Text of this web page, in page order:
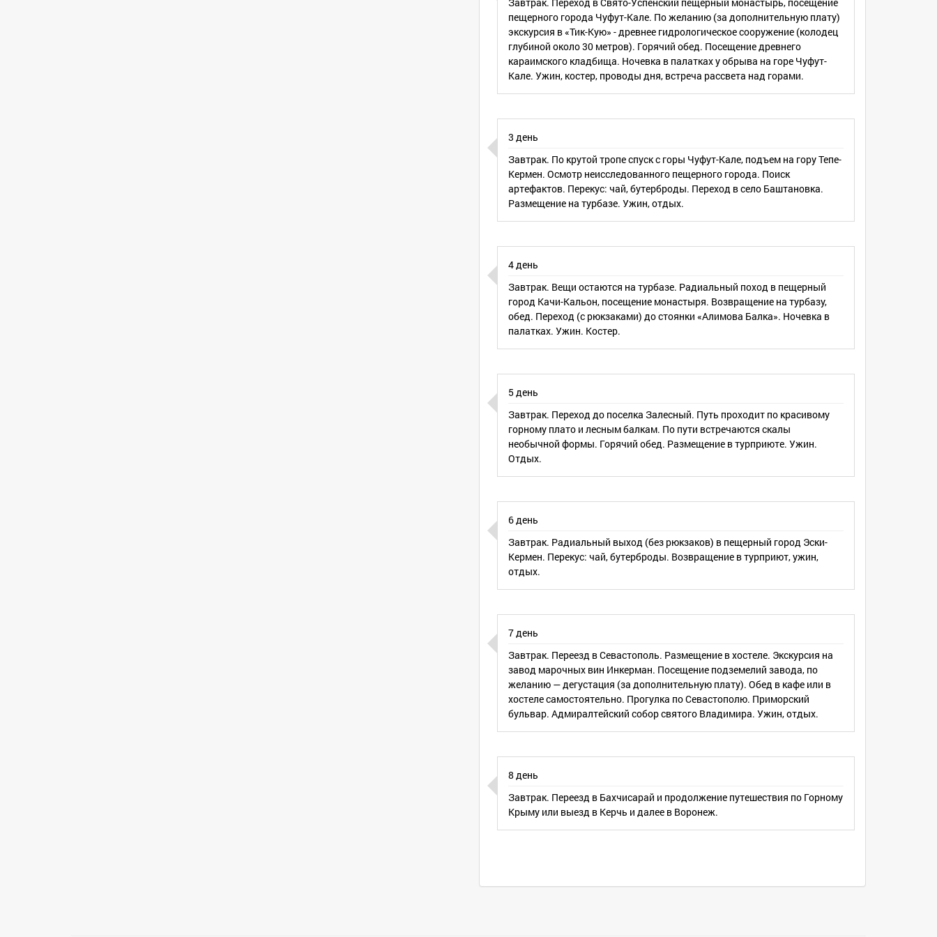
Город Бахчисарай — Свято-Успенский пещерный монастырь — пещерный город Чуфут-Кале — пещерный город Тепе-Кермен — пещерный город Качи-Кальон — село
Весь внутримаршрутный транспорт. Питание по программе тура. Проживание в хостеле, на турбазе. Оплата за посещение природных и исторических объектов в
соответствии с программой тура. Аренда снаряжения (палатки, костровое и газовое оборудование). Инструкторское обслуживание. Регистрация в контрольно -
Проезд заказным или рейсовым транспортом от Воронежа до города Бахчисарай и обратно от города Севастополь до Воронежа. Ночевки в гостиницах. Аренда
пещерного города Чуфут-Кале. По желанию (за дополнительную плату)
экскурсия в «Тик-Кую» - древнее гидрологическое сооружение (колодец
глубиной около 30 метров). Горячий обед. Посещение древнего
караимского кладбища. Ночевка в палатках у обрыва на горе Чуфут-
Кале. Ужин, костер, проводы дня, встреча рассвета над горами.
3 день
Завтрак. По крутой тропе спуск с горы Чуфут-Кале, подъем на гору Тепе-
Кермен. Осмотр неисследованного пещерного города. Поиск
артефактов. Перекус: чай, бутерброды. Переход в село Баштановка.
Размещение на турбазе. Ужин, отдых.
4 день
Завтрак. Вещи остаются на турбазе. Радиальный поход в пещерный
город Качи-Кальон, посещение монастыря. Возвращение на турбазу,
обед. Переход (с рюкзаками) до стоянки «Алимова Балка». Ночевка в
палатках. Ужин. Костер.
5 день
Завтрак. Переход до поселка Залесный. Путь проходит по красивому
горному плато и лесным балкам. По пути встречаются скалы
необычной формы. Горячий обед. Размещение в турприюте. Ужин.
Отдых.
6 день
Завтрак. Радиальный выход (без рюкзаков) в пещерный город Эски-
Кермен. Перекус: чай, бутерброды. Возвращение в турприют, ужин,
отдых.
7 день
Завтрак. Переезд в Севастополь. Размещение в хостеле. Экскурсия на
завод марочных вин Инкерман. Посещение подземелий завода, по
желанию — дегустация (за дополнительную плату). Обед в кафе или в
хостеле самостоятельно. Прогулка по Севастополю. Приморский
бульвар. Адмиралтейский собор святого Владимира. Ужин, отдых.
8 день
Завтрак. Переезд в Бахчисарай и продолжение путешествия по Горному
Крыму или выезд в Керчь и далее в Воронеж.